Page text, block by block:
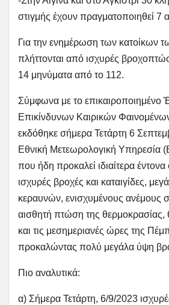
στιγμής έχουν πραγματοποιηθεί 7
Για την ενημέρωση των κατοίκων
πλήττονται από ισχυρές
14 μηνύματα από το 112.
Σύμφωνα με το επικαιροποιημένο
Επικίνδυνων Καιρικών
εκδόθηκε σήμερα Τετάρτη 6
Εθνική Μετεωρολογική Υπηρεσία
που ήδη προκαλεί ιδιαίτερα
ισχυρές βροχές και καταιγίδες,
κεραυνών, ενισχυμένους ανέμους
αισθητή πτώση της θερμοκρασίας,
και τις μεσημεριανές ώρες της
προκαλώντας πολύ μεγάλα ύψη
Πιο αναλυτικά:
α) Σήμερα Τετάρτη, 6/9/2023